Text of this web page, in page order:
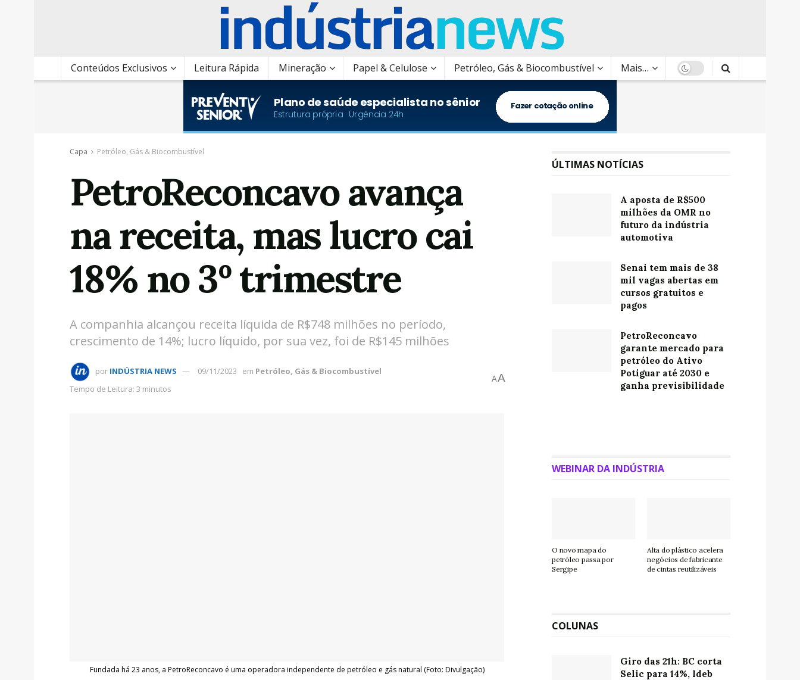
Conteúdos Exclusivos Leitura Rápida Mineração Papel & Celulose Petróleo, Gás & Biocombustível Mais…
Capa Petróleo, Gás & Biocombustível
PetroReconcavo avança
na receita, mas lucro cai
18% no 3º trimestre
A companhia alcançou receita líquida de R$748 milhões no período,
crescimento de 14%; lucro líquido, por sua vez, foi de R$145 milhões
por INDÚSTRIA NEWS 09/11/2023 em Petróleo, Gás & Biocombustível
Tempo de Leitura: 3 minutos
AA
Fundada há 23 anos, a PetroReconcavo é uma operadora independente de petróleo e gás natural (Foto: Divulgação)
ÚLTIMAS NOTÍCIAS
A aposta de R$500
milhões da OMR no
futuro da indústria
automotiva
Senai tem mais de 38
mil vagas abertas em
cursos gratuitos e
pagos
PetroReconcavo
garante mercado para
petróleo do Ativo
Potiguar até 2030 e
ganha previsibilidade
WEBINAR DA INDÚSTRIA
O novo mapa do
petróleo passa por
Sergipe
Alta do plástico acelera
negócios de fabricante
de cintas reutilizáveis
COLUNAS
Giro das 21h: BC corta
Selic para 14%, Ideb